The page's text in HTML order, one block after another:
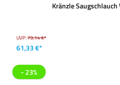
Kränzle
UVP:79,14 €*
61,33 €*
- 23%